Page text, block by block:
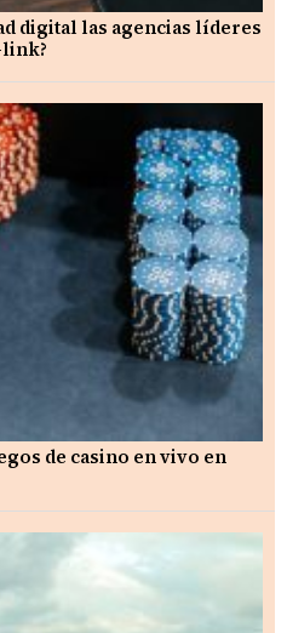
digital las agencias líderes
link?
de casino en vivo en